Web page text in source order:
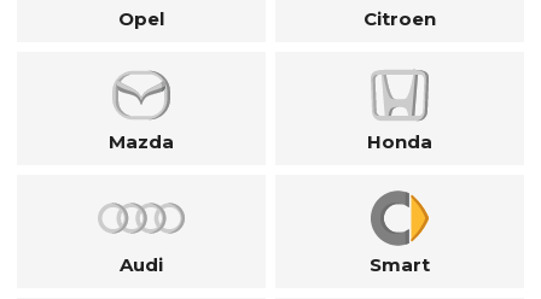
Opel Citroen
Mazda Honda
Audi Smart